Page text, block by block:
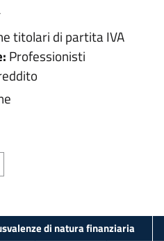
titolari di partita IVA
Professionisti